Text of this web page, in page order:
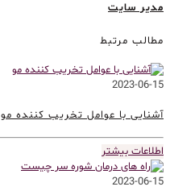
مدیر سایت
مطالب مرتبط
2023-06-15
آشنایی با عوامل تخریب کننده مو
اطلاعات بیشتر
2023-06-15